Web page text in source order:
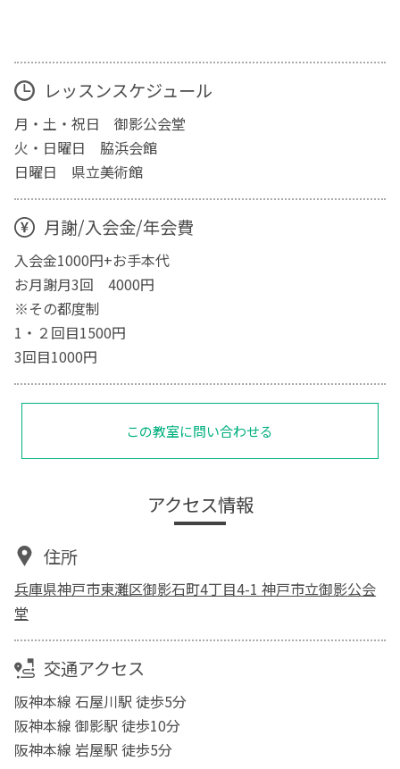
レッスンスケジュール
月・土・祝日 御影公会堂
火・日曜日 脇浜会館
日曜日 県立美術館
月謝/入会金/年会費
入会金1000円+お手本代
お月謝月3回 4000円
※その都度制
1・２回目1500円
3回目1000円
この教室に問い合わせる
アクセス情報
住所
兵庫県神戸市東灘区御影石町4丁目4-1 神戸市立御影公会
堂
交通アクセス
阪神本線 石屋川駅 徒歩5分
阪神本線 御影駅 徒歩10分
阪神本線 岩屋駅 徒歩5分